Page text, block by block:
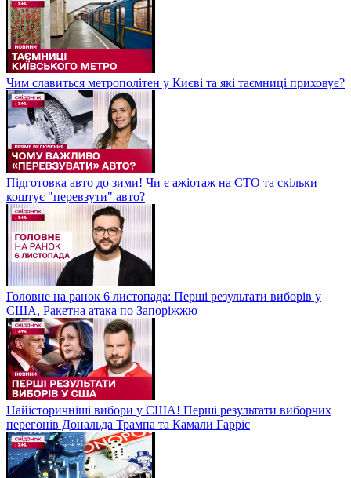
Чим славиться метрополітен у Києві та які таємниці приховує?
Підготовка авто до зими! Чи є ажіотаж на СТО та скільки
коштує "перевзути" авто?
Головне на ранок 6 листопада: Перші результати виборів у
США, Ракетна атака по Запоріжжю
Найісторичніші вибори у США! Перші результати виборчих
перегонів Дональда Трампа та Камали Гарріс